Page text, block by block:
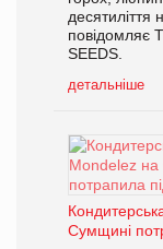
десятиліття
повідомляє
SEEDS.
детальніше
Сумщині